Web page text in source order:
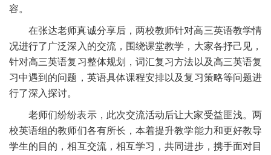
容。
在张达老师真诚分享后，两校教师针对高三英语教学情
况进行了广泛深入的交流，围绕课堂教学，大家各抒己见，
针对高三英语复习整体规划，词汇复习方法以及高三英语复
习中遇到的问题，英语具体课程安排以及复习策略等问题进
行了深入探讨。
老师们纷纷表示，此次交流活动后让大家受益匪浅。两
校英语组的教师们各有所长，本着提升教学能力和更好教导
学生的目的，相互交流，相互学习，共同进步，携手面对目